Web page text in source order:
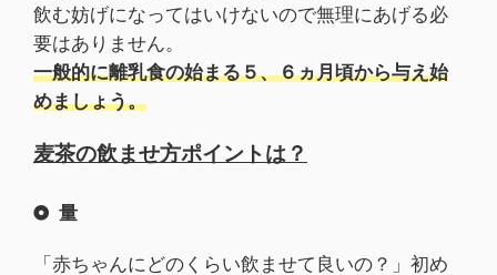
飲む妨げになってはいけないので無理にあげる必
要はありません。
一般的に離乳食の始まる５、６ヵ月頃から与え始
めましょう。
麦茶の飲ませ方ポイントは？
量
「赤ちゃんにどのくらい飲ませて良いの？」初め